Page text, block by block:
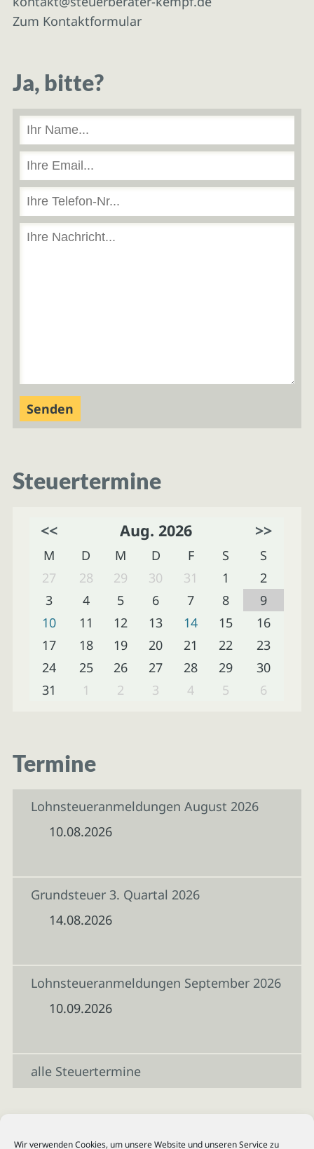
Wir verwenden Cookies, um unsere Website und unseren Service zu
Zum Kontaktformular
Ja, bitte?
Steuertermine
<< Aug. 2026 >>
M D M D F S
S
27
28 29 30 31 1
2
3
4 5 6 7 8
9
10
11 12 13 14 15
16
17
18 19 20 21 22
23
24
25 26 27 28 29
30
31
1 2 3 4 5 6
Termine
Lohnsteueranmeldungen August 2026
10.08.2026
Grundsteuer 3. Quartal 2026
14.08.2026
Lohnsteueranmeldungen September 2026
10.09.2026
alle Steuertermine